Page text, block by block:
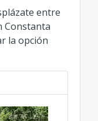
entre
Constanta
la opción